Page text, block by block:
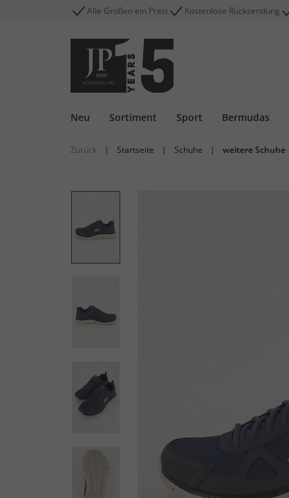
Alle Größen ein Preis Kostenlose Rücksendung
Neu Sortiment Sport Bermudas
Zurück | Startseite | Schuhe | weitere Schuhe